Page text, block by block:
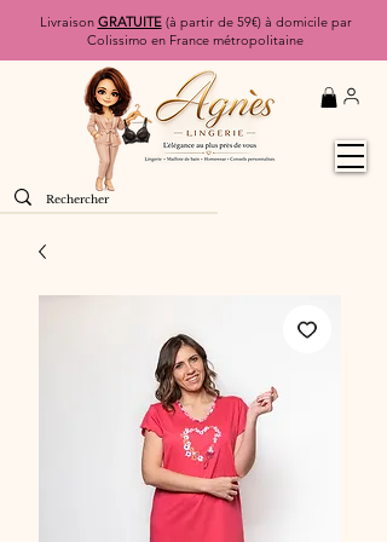
Livraison GRATUITE(à partir de 59€) à domicile par
Colissimo en France métropolitaine